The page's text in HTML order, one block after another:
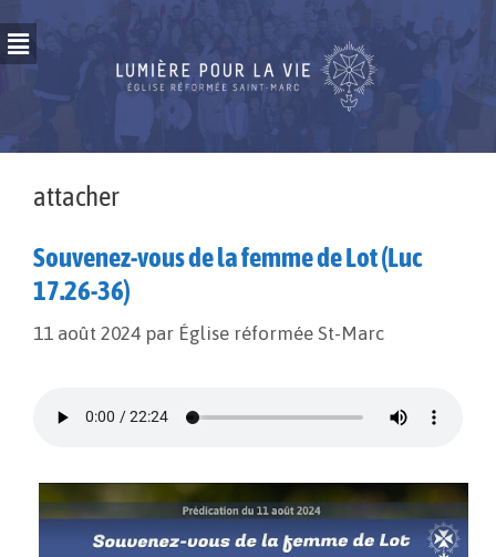
attacher
Souvenez-vous de la femme de Lot (Luc
17.26-36)
11 août 2024 par Église réformée St-Marc